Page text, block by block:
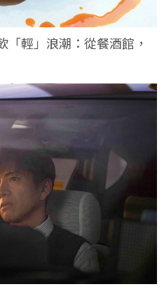
輕」浪潮：從餐酒館，